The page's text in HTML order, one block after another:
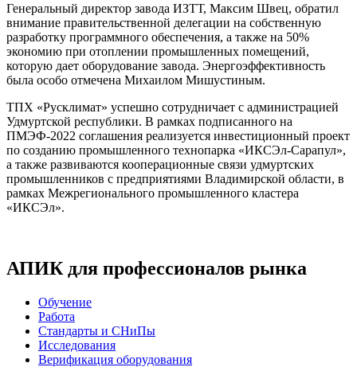
Генеральный директор завода ИЗТТ, Максим Швец, обратил
внимание правительственной делегации на собственную
разработку программного обеспечения, а также на 50%
экономию при отоплении промышленных помещений,
которую дает оборудование завода. Энергоэффективность
была особо отмечена Михаилом Мишустиным.
ТПХ «Русклимат» успешно сотрудничает с администрацией
Удмуртской республики. В рамках подписанного на
ПМЭФ-2022 соглашения реализуется инвестиционный проект
по созданию промышленного технопарка «ИКСЭл-Сарапул»,
а также развиваются кооперационные связи удмуртских
промышленников с предприятиями Владимирской области, в
рамках Межрегионального промышленного кластера
«ИКСЭл».
АПИК для профессионалов рынка
Обучение
Работа
Стандарты и СНиПы
Исследования
Верификация оборудования